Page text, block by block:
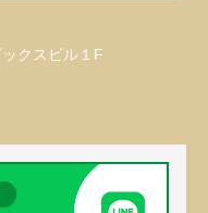
クスビル１F